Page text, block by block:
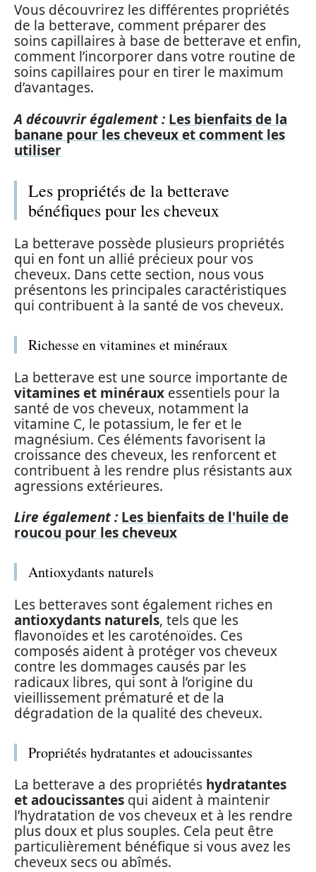
Vous découvrirez les différentes propriétés
de la betterave, comment préparer des
soins capillaires à base de betterave et enfin,
comment l’incorporer dans votre routine de
soins capillaires pour en tirer le maximum
d’avantages.
A découvrir également : Les bienfaits de la
banane pour les cheveux et comment les
utiliser
Les propriétés de la betterave
bénéfiques pour les cheveux
La betterave possède plusieurs propriétés
qui en font un allié précieux pour vos
cheveux. Dans cette section, nous vous
présentons les principales caractéristiques
qui contribuent à la santé de vos cheveux.
Richesse en vitamines et minéraux
La betterave est une source importante de
vitamines et minéraux essentiels pour la
santé de vos cheveux, notamment la
vitamine C, le potassium, le fer et le
magnésium. Ces éléments favorisent la
croissance des cheveux, les renforcent et
contribuent à les rendre plus résistants aux
agressions extérieures.
Lire également : Les bienfaits de l'huile de
roucou pour les cheveux
Antioxydants naturels
Les betteraves sont également riches en
antioxydants naturels, tels que les
flavonoïdes et les caroténoïdes. Ces
composés aident à protéger vos cheveux
contre les dommages causés par les
radicaux libres, qui sont à l’origine du
vieillissement prématuré et de la
dégradation de la qualité des cheveux.
Propriétés hydratantes et adoucissantes
La betterave a des propriétés hydratantes
et adoucissantes qui aident à maintenir
l’hydratation de vos cheveux et à les rendre
plus doux et plus souples. Cela peut être
particulièrement bénéfique si vous avez les
cheveux secs ou abîmés.